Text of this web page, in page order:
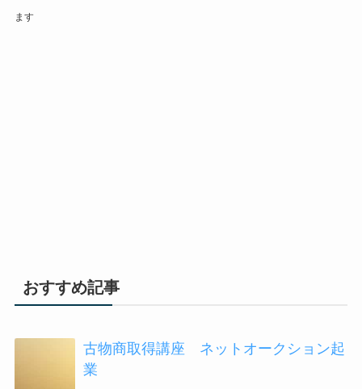
ます
おすすめ記事
古物商取得講座 ネットオークション起
業